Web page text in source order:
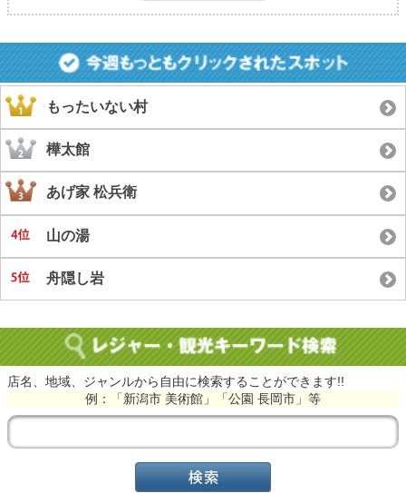
もったいない村
樺太館
あげ家 松兵衛
山の湯
舟隠し岩
店名、地域、ジャンルから自由に検索することができます!!
例：「新潟市 美術館」「公園 長岡市」等